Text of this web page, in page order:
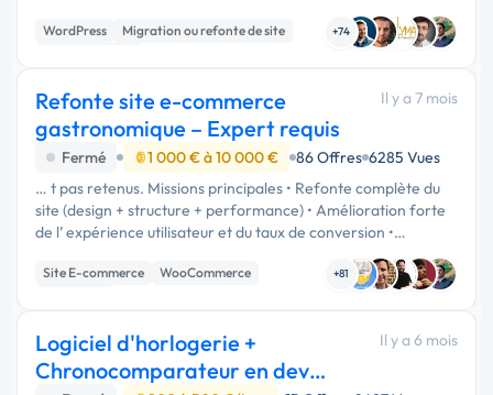
la navigation et l’UX pour rendre le site plus clair et agréable.
…WordPress
Migration ou refonte de site
+74
Refonte site e-commerce
gastronomique – Expert requis
Il y a 7 mois
Fermé 1 000 € à 10 000 € 86 Offres 6285 Vues
… t pas retenus. Missions principales • Refonte complète du
site (design + structure + performance) • Amélioration forte
de l’ expérience utilisateur et du taux de conversion •
Optimisation SEO avancée (technique + contenu) • Mise en
valeur des …
Site E-commerce
WooCommerce
+81
Logiciel d'horlogerie +
Chronocomparateur en dev
Il y a 6 mois